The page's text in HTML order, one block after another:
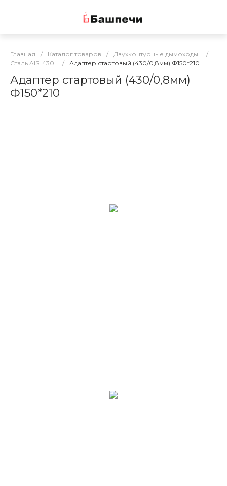
Главная / Каталог товаров / Двухконтурные дымоходы
/
Сталь AISI 430
/ Адаптер стартовый (430/0,8мм) Ф150*210
Адаптер стартовый (430/0,8мм)
Ф150*210